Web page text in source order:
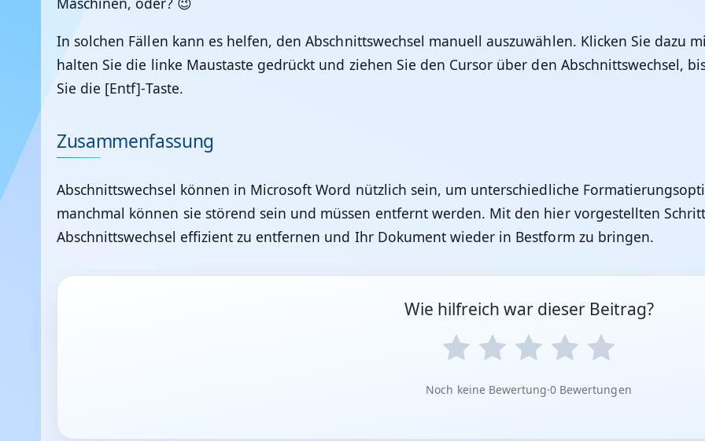
In solchen Fällen kann es helfen, den Abschnittswechsel manuell auszuwählen. Klicken Sie dazu
halten Sie die linke Maustaste gedrückt und ziehen Sie den Cursor über den Abschnittswechsel,
Sie die [Entf]-Taste.
Zusammenfassung
Abschnittswechsel können in Microsoft Word nützlich sein, um unterschiedliche
manchmal können sie störend sein und müssen entfernt werden. Mit den hier vorgestellten
Abschnittswechsel effizient zu entfernen und Ihr Dokument wieder in Bestform zu bringen.
Wie hilfreich war dieser Beitrag?
Noch keine Bewertung·0 Bewertungen